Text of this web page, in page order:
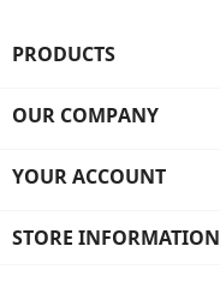
PRODUCTS
OUR COMPANY
YOUR ACCOUNT
STORE INFORMATION